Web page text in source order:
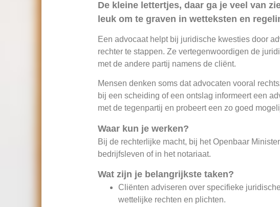
De kleine lettertjes, daar ga je veel van
leuk om te graven in wetteksten en
Een advocaat helpt bij juridische kwesties door
rechter te stappen. Ze vertegenwoordigen de
met de andere partij namens de cliënt.
Mensen denken soms dat advocaten vooral
bij een scheiding of een ontslag informeert een
met de tegenpartij en probeert een zo goed
Waar kun je werken?
Bij de rechterlijke macht, bij het Openbaar
bedrijfsleven of in het notariaat.
Wat zijn je belangrijkste taken?
Cliënten adviseren over specifieke
wettelijke rechten en plichten.